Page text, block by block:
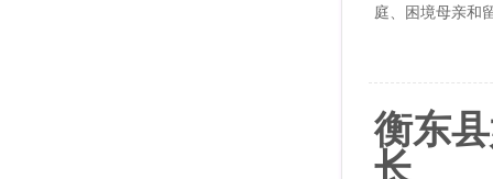
庭、困境母亲和
衡东
长